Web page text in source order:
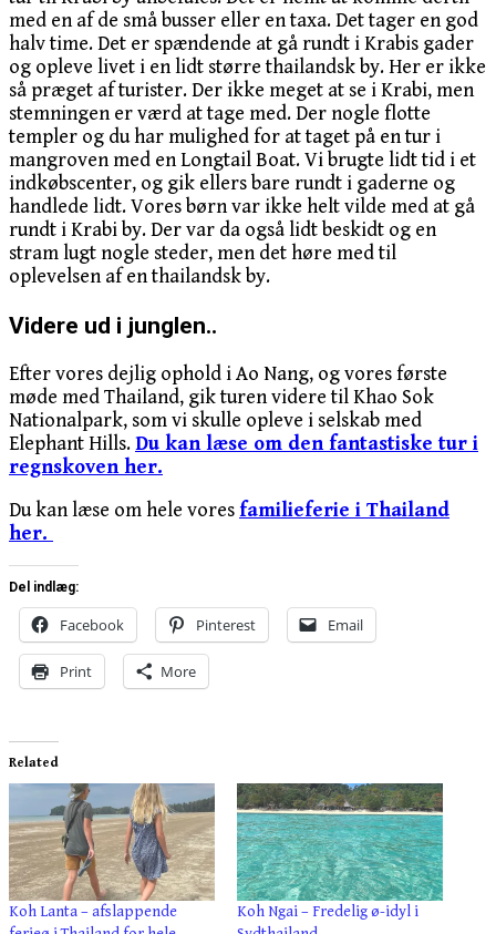
med en af de små busser eller en taxa. Det tager en god
halv time. Det er spændende at gå rundt i Krabis gader
og opleve livet i en lidt større thailandsk by. Her er ikke
så præget af turister. Der ikke meget at se i Krabi, men
stemningen er værd at tage med. Der nogle flotte
templer og du har mulighed for at taget på en tur i
mangroven med en Longtail Boat. Vi brugte lidt tid i et
indkøbscenter, og gik ellers bare rundt i gaderne og
handlede lidt. Vores børn var ikke helt vilde med at gå
rundt i Krabi by. Der var da også lidt beskidt og en
stram lugt nogle steder, men det høre med til
oplevelsen af en thailandsk by.
Videre ud i junglen..
Efter vores dejlig ophold i Ao Nang, og vores første
møde med Thailand, gik turen videre til Khao Sok
Nationalpark, som vi skulle opleve i selskab med
Elephant Hills.Du kan læse om den fantastiske tur i
regnskoven her.
Du kan læse om hele voresfamilieferie i Thailand
her.
Del indlæg:
Facebook Pinterest Email
Print More
Related
Koh Lanta – afslappende
Koh Ngai – Fredelig ø-idyl i